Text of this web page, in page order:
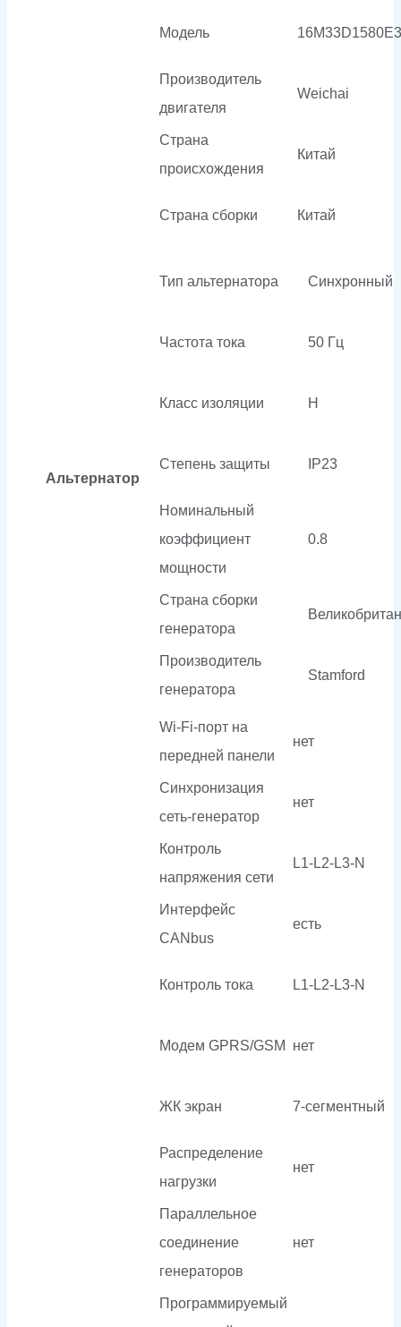
Модель
Производитель
двигателя
Weichai
Страна
происхождения
Китай
Страна сборки Китай
Альтернатор
Тип альтернатора Синхронный
Частота тока 50 Гц
Класс изоляции H
Степень защиты IP23
Номинальный
коэффициент
мощности
0.8
Страна сборки
генератора
Производитель
генератора
Stamford
Wi-Fi-порт на
передней панели
нет
Синхронизация
сеть-генератор
нет
Контроль
напряжения сети
L1-L2-L3-N
Интерфейс
CANbus
есть
Контроль тока L1-L2-L3-N
Модем GPRS/GSM нет
ЖК экран 7-сегментный
Распределение
нагрузки
нет
Параллельное
соединение
генераторов
нет
Программируемый